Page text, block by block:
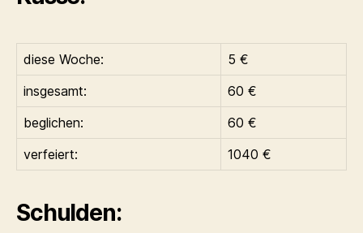
diese Woche:
5 €
insgesamt:
60 €
beglichen:
60 €
verfeiert:
1040 €
Schulden: